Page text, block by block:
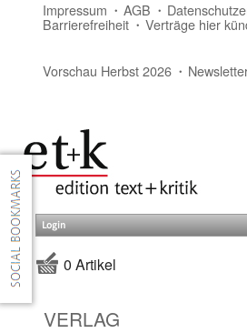
Impressum AGB
Barrierefreiheit Verträge hier
Vorschau Herbst 2026
Login
0 Artikel
VERLAG